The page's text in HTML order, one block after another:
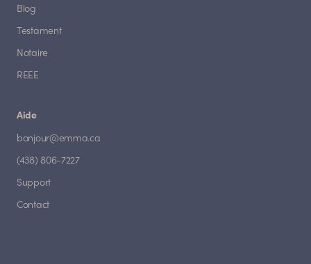
Blog
Testament
Notaire
REEE
Aide
bonjour@emma.ca
(438) 806-7227
Support
Contact